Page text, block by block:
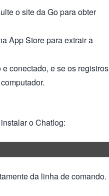
o site da Go para obter
App Store para extrair a
conectado, e se os registros
o Chatlog:
da linha de comando.